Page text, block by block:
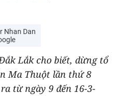
Nhan Dan
Lắk cho biết, dừng tổ
Ma Thuột lần thứ 8
từ ngày 9 đến 16-3-